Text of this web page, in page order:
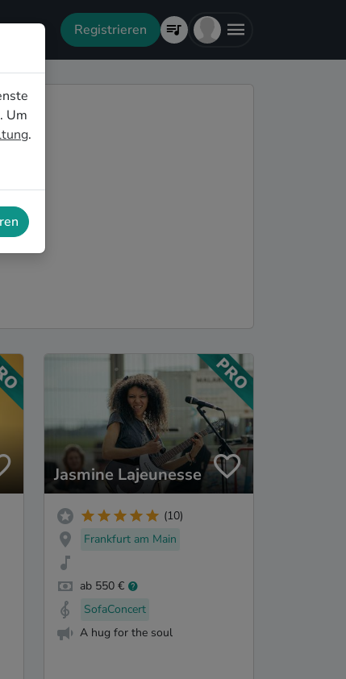
Registrieren
Jasmine Lajeunesse
(10)
Frankfurt am Main
ab 550 €
SofaConcert
A hug for the soul
Um
.